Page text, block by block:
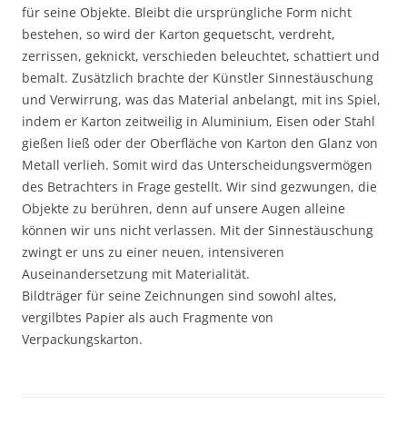
für seine Objekte. Bleibt die ursprüngliche Form nicht
bestehen, so wird der Karton gequetscht, verdreht,
zerrissen, geknickt, verschieden beleuchtet, schattiert und
bemalt. Zusätzlich brachte der Künstler Sinnestäuschung
und Verwirrung, was das Material anbelangt, mit ins Spiel,
indem er Karton zeitweilig in Aluminium, Eisen oder Stahl
gießen ließ oder der Oberfläche von Karton den Glanz von
Metall verlieh. Somit wird das Unterscheidungsvermögen
des Betrachters in Frage gestellt. Wir sind gezwungen, die
Objekte zu berühren, denn auf unsere Augen alleine
können wir uns nicht verlassen. Mit der Sinnestäuschung
zwingt er uns zu einer neuen, intensiveren
Auseinandersetzung mit Materialität.
Bildträger für seine Zeichnungen sind sowohl altes,
vergilbtes Papier als auch Fragmente von
Verpackungskarton.